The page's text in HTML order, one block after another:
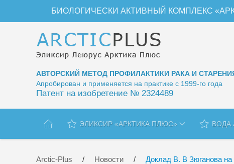
БИОЛОГИЧЕСКИ АКТИВНЫЙ КОМПЛЕКС
АВТОРСКИЙ МЕТОД ПРОФИЛАКТИКИ РАКА И
Апробирован и применяется на практике с 1999-го года
Патент на изобретение № 2324489
ЭЛИКСИР «АРКТИКА ПЛЮС» ВОДА
Arctic-Plus Новости Доклад В. В Зюганова на